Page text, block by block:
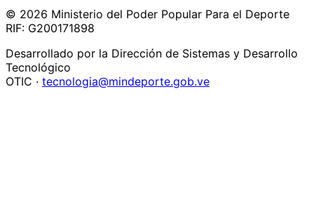
© 2026 Ministerio del Poder Popular Para el Deporte
RIF: G200171898
Desarrollado por la Dirección de Sistemas y Desarrollo
Tecnológico
OTIC · tecnologia@mindeporte.gob.ve